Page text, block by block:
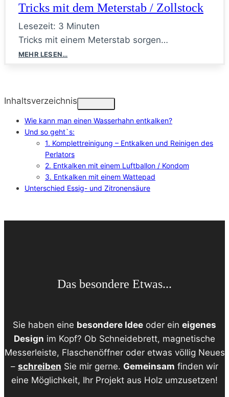
Tricks mit dem Meterstab / Zollstock
Lesezeit: 3 Minuten
Tricks mit einem Meterstab sorgen…
MEHR LESEN…
Zollstock
Inhaltsverzeichnis
Wie kann man einen Wasserhahn entkalken?
Und so geht`s:
1. Komplettreinigung – Entkalken und Reinigen des
Perlators
2. Entkalken mit einem Luftballon / Kondom
3. Entkalken mit einem Wattepad
Unterschied Essig- und Zitronensäure
Das besondere Etwas...
Sie haben eine besondere Idee oder ein eigenes
Design im Kopf? Ob Schneidebrett, magnetische
Messerleiste, Flaschenöffner oder etwas völlig Neues
– schreiben Sie mir gerne. Gemeinsam finden wir
eine Möglichkeit, Ihr Projekt aus Holz umzusetzen!